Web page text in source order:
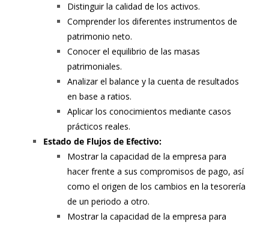
Distinguir la calidad de los activos.
Comprender los diferentes instrumentos de
patrimonio neto.
Conocer el equilibrio de las masas
patrimoniales.
Analizar el balance y la cuenta de resultados
en base a ratios.
Aplicar los conocimientos mediante casos
prácticos reales.
Estado de Flujos de Efectivo:
Mostrar la capacidad de la empresa para
hacer frente a sus compromisos de pago, así
como el origen de los cambios en la tesorería
de un periodo a otro.
Mostrar la capacidad de la empresa para